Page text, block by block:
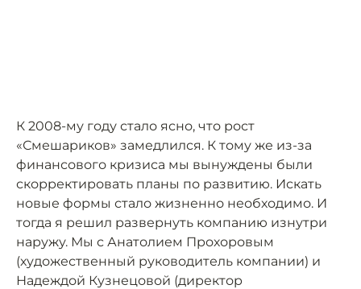
К 2008-му году стало ясно, что рост
«Смешариков» замедлился. К тому же из-за
финансового кризиса мы вынуждены были
скорректировать планы по развитию. Искать
новые формы стало жизненно необходимо. И
тогда я решил развернуть компанию изнутри
наружу. Мы с Анатолием Прохоровым
(художественный руководитель компании) и
Надеждой Кузнецовой (директор